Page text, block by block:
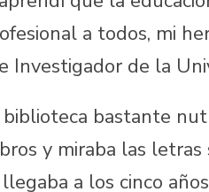
a todos, mi
Investigador de la
biblioteca bastante
y miraba las
a los cinco